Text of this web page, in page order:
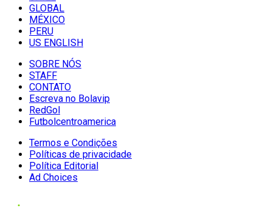
GLOBAL
MÉXICO
PERU
US ENGLISH
SOBRE NÓS
STAFF
CONTATO
Escreva no Bolavip
RedGol
Futbolcentroamerica
Termos e Condições
Políticas de privacidade
Política Editorial
Ad Choices